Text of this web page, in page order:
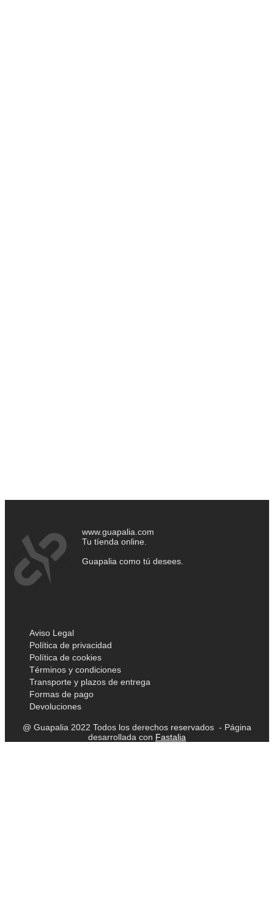
www.guapalia.com
Tu tíenda online.
Guapalia como tú desees.
Aviso Legal
Política de privacidad
Política de cookies
Términos y condiciones
Transporte y plazos de entrega
Formas de pago
Devoluciones
@ Guapalia 2022 Todos los derechos reservados - Página
desarrollada con Fastalia